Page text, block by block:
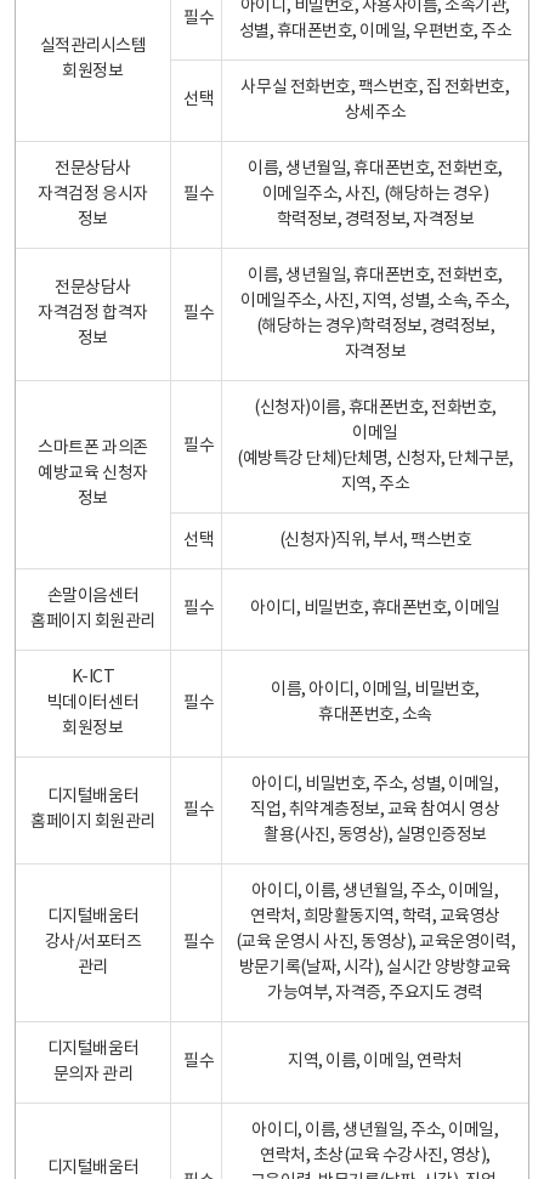
실적관리시스템
회원정보
필수
아이디, 비밀번호, 사용자이름, 소속기관,
성별, 휴대폰번호, 이메일, 우편번호, 주소
선택
사무실 전화번호, 팩스번호, 집 전화번호,
상세주소
전문상담사
자격검정 응시자
정보
필수
이름, 생년월일, 휴대폰번호, 전화번호,
이메일주소, 사진, (해당하는 경우)
학력정보, 경력정보, 자격정보
전문상담사
자격검정 합격자
정보
필수
이름, 생년월일, 휴대폰번호, 전화번호,
이메일주소, 사진, 지역, 성별, 소속, 주소,
(해당하는 경우)학력정보, 경력정보,
자격정보
스마트폰 과의존
예방교육 신청자
정보
필수
(신청자)이름, 휴대폰번호, 전화번호,
이메일
(예방특강 단체)단체명, 신청자, 단체구분,
지역, 주소
선택 (신청자)직위, 부서, 팩스번호
손말이음센터
홈페이지 회원관리
필수 아이디, 비밀번호, 휴대폰번호, 이메일
K-ICT
빅데이터센터
회원정보
필수
이름, 아이디, 이메일, 비밀번호,
휴대폰번호, 소속
디지털배움터
홈페이지 회원관리
필수
아이디, 비밀번호, 주소, 성별, 이메일,
직업, 취약계층정보, 교육 참여시 영상
촬용(사진, 동영상), 실명인증정보
디지털배움터
강사/서포터즈
관리
필수
아이디, 이름, 생년월일, 주소, 이메일,
연락처, 희망활동지역, 학력, 교육영상
(교육 운영시 사진, 동영상), 교육운영이력,
방문기록(날짜, 시각), 실시간 양방향교육
가능여부, 자격증, 주요지도 경력
디지털배움터
문의자 관리
필수 지역, 이름, 이메일, 연락처
디지털배움터
아이디, 이름, 생년월일, 주소, 이메일,
연락처, 초상(교육 수강사진, 영상),